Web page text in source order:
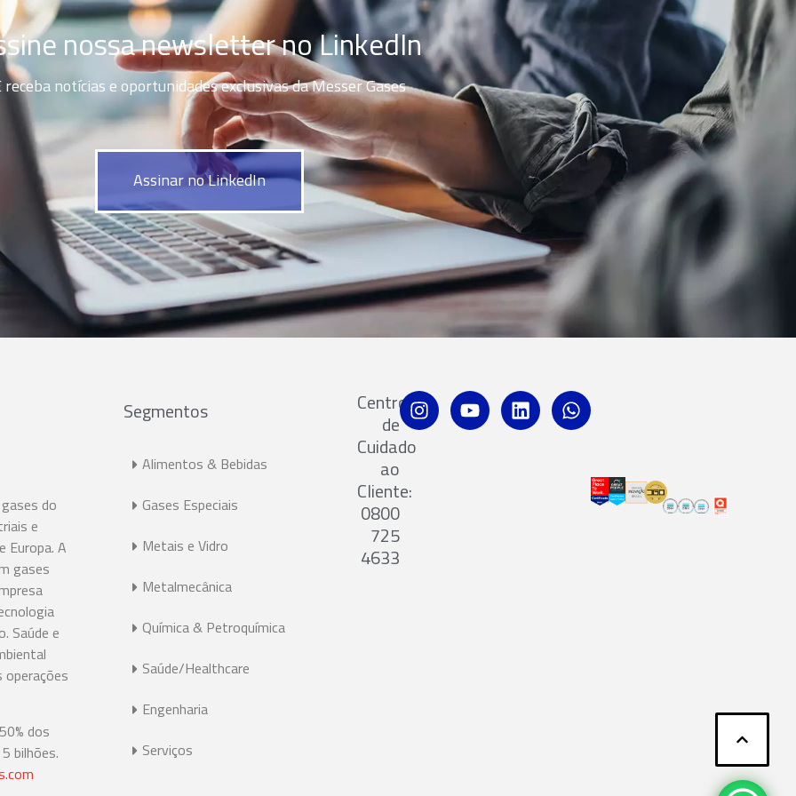
nossa newsletter no LinkedIn
receba notícias e oportunidades exclusivas da Messer Gases
Assinar no LinkedIn
do
e
Europa. A
gases
Saúde e
dos
bilhões.
Segmentos
Alimentos & Bebidas
Gases Especiais
Metais e Vidro
Metalmecânica
Química & Petroquímica
Saúde/Healthcare
Engenharia
Serviços
Centro
de
Cuidado
ao
Cliente:
0800
725
4633